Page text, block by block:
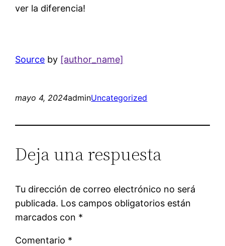
ver la diferencia!
Source by [author_name]
mayo 4, 2024adminUncategorized
Deja una respuesta
Tu dirección de correo electrónico no será
publicada. Los campos obligatorios están
marcados con *
Comentario *